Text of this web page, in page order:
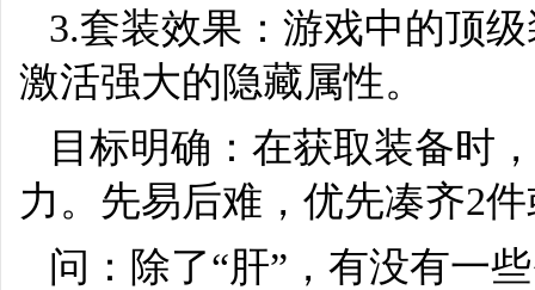
3.套装效果：游戏中的顶
激活强大的隐藏属性。
目标明确：在获取装备时
力。先易后难，优先凑齐2
问：除了“肝”，有没有一